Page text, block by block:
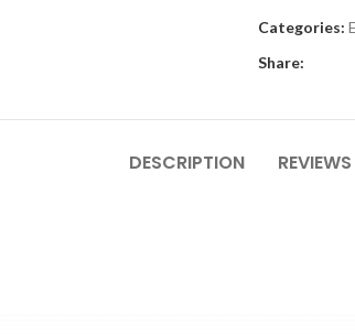
Categories:
Share:
DESCRIPTION